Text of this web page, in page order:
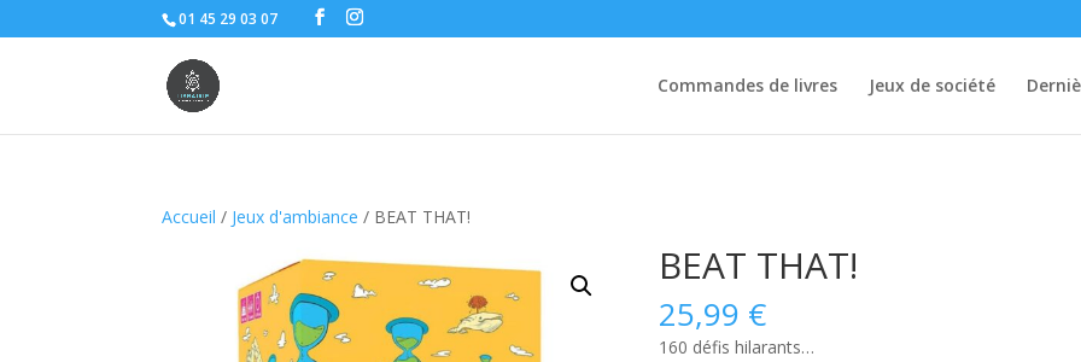
01 45 29 03 07
Commandes de livres Jeux de société
Accueil / Jeux d'ambiance / BEAT THAT!
BEAT THAT!
25,99 €
160 défis hilarants…